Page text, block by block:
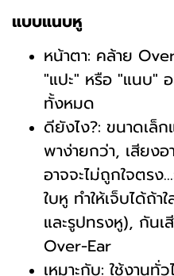
แบบแนบหู
หน้าตา: คล้าย
"แปะ" หรือ "แนบ"
ทั้งหมด
ดียังไง?: ขนาดเล็
พาง่ายกว่า, เสียง
อาจจะไม่ถูกใจตรง
ใบหู ทำให้เจ็บได้ถ้า
และรูปทรงหู), กันเ
Over-Ear
เหมาะกับ: ใช้งาน